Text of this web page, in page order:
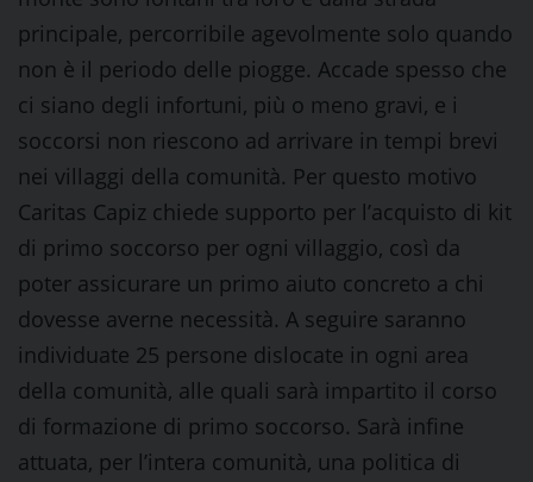
principale, percorribile agevolmente solo quando
non è il periodo delle piogge. Accade spesso che
ci siano degli infortuni, più o meno gravi, e i
soccorsi non riescono ad arrivare in tempi brevi
nei villaggi della comunità. Per questo motivo
Caritas Capiz chiede supporto per l’acquisto di kit
di primo soccorso per ogni villaggio, così da
poter assicurare un primo aiuto concreto a chi
dovesse averne necessità. A seguire saranno
individuate 25 persone dislocate in ogni area
della comunità, alle quali sarà impartito il corso
di formazione di primo soccorso. Sarà infine
attuata, per l’intera comunità, una politica di